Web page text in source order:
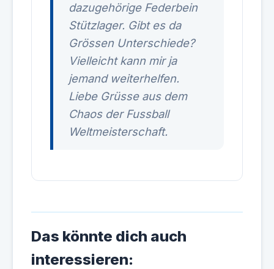
dazugehörige Federbein
Stützlager. Gibt es da
Grössen Unterschiede?
Vielleicht kann mir ja
jemand weiterhelfen.
Liebe Grüsse aus dem
Chaos der Fussball
Weltmeisterschaft.
Das könnte dich auch
interessieren: